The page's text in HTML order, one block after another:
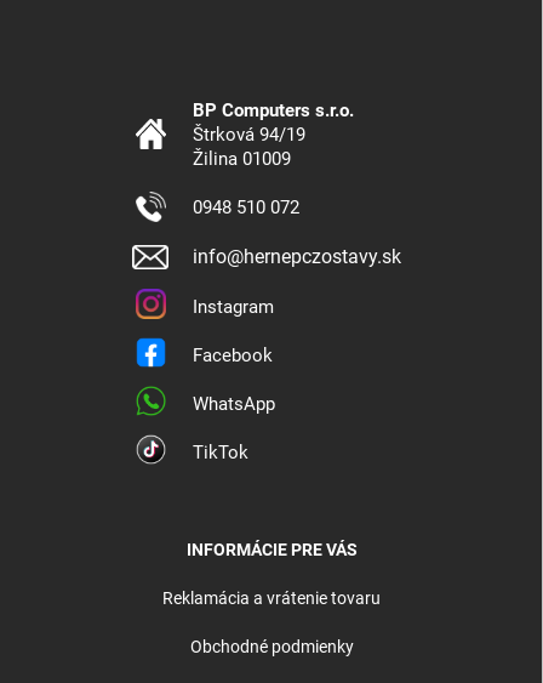
BP Computers s.r.o.
Štrková 94/19
Žilina 01009
0948 510 072
info@hernepczostavy.sk
Instagram
Facebook
WhatsApp
TikTok
INFORMÁCIE PRE VÁS
Reklamácia a vrátenie tovaru
Obchodné podmienky